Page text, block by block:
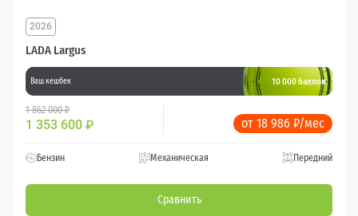
LADA Largus
2026
Ваш кешбек 10 000 баллов
1 862 000 ₽
1 353 600 ₽ от 18 986 ₽/мес
Бензин Механическая Передний
Сравнить